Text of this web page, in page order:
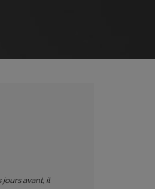
avant, il